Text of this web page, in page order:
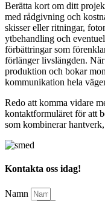
Berätta kort om ditt
med rådgivning och
skisser eller ritningar,
ytbehandling och
förbättringar som
förlänger livslängden.
produktion och bokar
kommunikation hela
Redo att komma vidare
kontaktformuläret för att
som kombinerar
Kontakta oss idag!
Namn